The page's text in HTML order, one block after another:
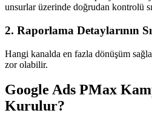
unsurlar üzerinde doğrudan kontrolü
2. Raporlama Detaylarının
Hangi kanalda en fazla dönüşüm
zor olabilir.
Google Ads PMax
Kurulur?